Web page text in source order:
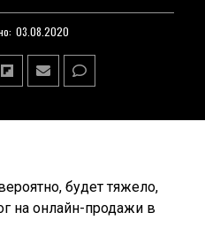
03.08.2020
будет тяжело,
на онлайн-продажи в